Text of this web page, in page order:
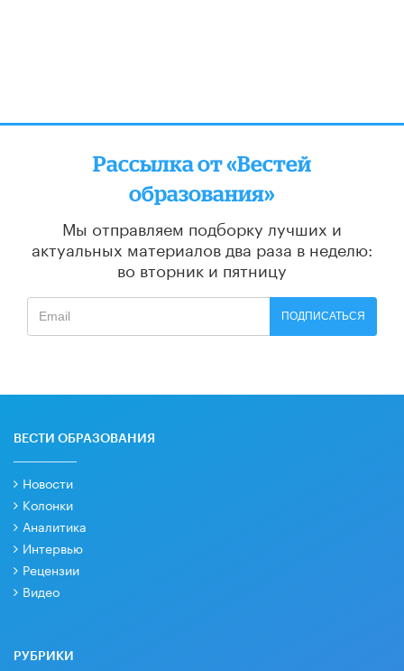
Рассылка от «Вестей
образования»
Мы отправляем подборку лучших и
актуальных материалов два раза в неделю:
во вторник и пятницу
ПОДПИСАТЬСЯ
ВЕСТИ ОБРАЗОВАНИЯ
Новости
Колонки
Аналитика
Интервью
Рецензии
Видео
РУБРИКИ